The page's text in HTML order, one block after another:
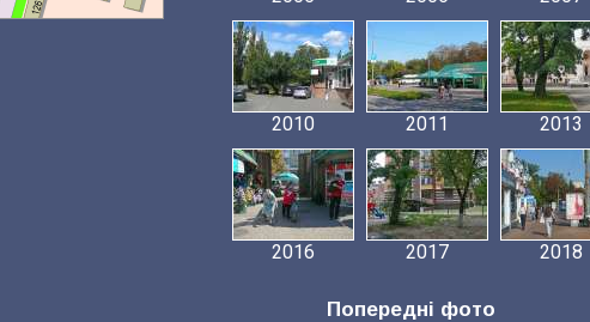
2010 2011 2013
2016 2017 2018
Попередні фото